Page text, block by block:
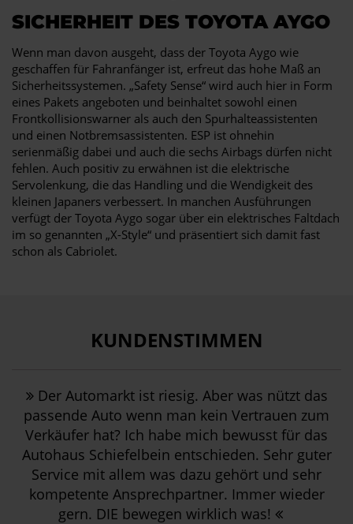
SICHERHEIT DES TOYOTA AYGO
Wenn man davon ausgeht, dass der Toyota Aygo wie
geschaffen für Fahranfänger ist, erfreut das hohe Maß an
Sicherheitssystemen. „Safety Sense“ wird auch hier in Form
eines Pakets angeboten und beinhaltet sowohl einen
Frontkollisionswarner als auch den Spurhalteassistenten
und einen Notbremsassistenten. ESP ist ohnehin
serienmäßig dabei und auch die sechs Airbags dürfen nicht
fehlen. Auch positiv zu erwähnen ist die elektrische
Servolenkung, die das Handling und die Wendigkeit des
kleinen Japaners verbessert. In manchen Ausführungen
verfügt der Toyota Aygo sogar über ein elektrisches Faltdach
im so genannten „X-Style“ und präsentiert sich damit fast
schon als Cabriolet.
KUNDENSTIMMEN
Der Automarkt ist riesig. Aber was nützt das
passende Auto wenn man kein Vertrauen zum
Verkäufer hat? Ich habe mich bewusst für das
Autohaus Schiefelbein entschieden. Sehr guter
Service mit allem was dazu gehört und sehr
kompetente Ansprechpartner. Immer wieder
gern. DIE bewegen wirklich was!